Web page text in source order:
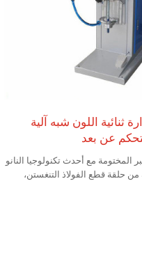
ثنائية اللون شبه آلية
المختومة مع أحدث تكنولوجيا النانو
حلقة قطع الفولاذ التنغستن،